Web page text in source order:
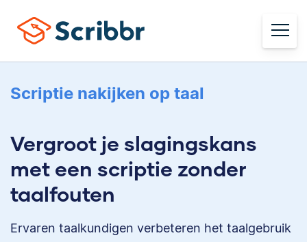
Scriptie nakijken op taal
Vergroot je slagingskans
met een scriptie zonder
taalfouten
Ervaren taalkundigen verbeteren het taalgebruik